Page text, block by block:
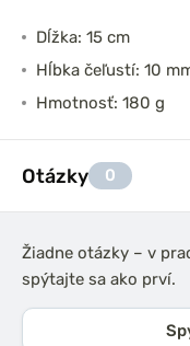
Dĺžka: 15 cm
Hĺbka čeľustí: 10
Hmotnosť: 180 g
Otázky 0
Žiadne otázky – v
spýtajte sa ako prví.